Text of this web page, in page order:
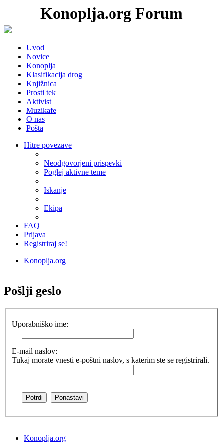
Konoplja.org Forum
Uvod
Novice
Konoplja
Klasifikacija drog
Knjižnica
Prosti tek
Aktivist
Muzikafe
O nas
Pošta
Hitre povezave
Neodgovorjeni prispevki
Poglej aktivne teme
Iskanje
Ekipa
FAQ
Prijava
Registriraj se!
Konoplja.org
Pošlji geslo
Uporabniško ime:
E-mail naslov:
Tukaj morate vnesti e-poštni naslov, s katerim ste se registrirali.
Konoplja.org